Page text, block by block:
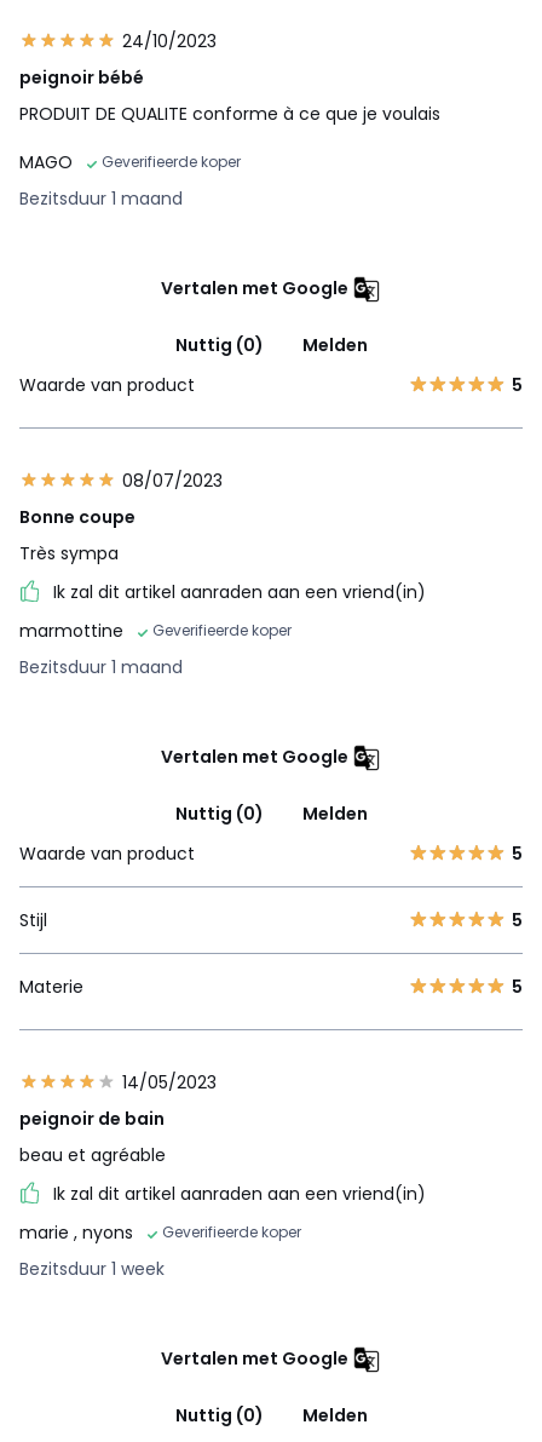
24/10/2023
peignoir bébé
PRODUIT DE QUALITE conforme à ce que je voulais
MAGO
Geverifieerde koper
Bezitsduur 1 maand
Vertalen met Google
Nuttig (0)
Melden
Waarde van product
5
08/07/2023
Bonne coupe
Très sympa
Ik zal dit artikel aanraden aan een vriend(in)
marmottine
Geverifieerde koper
Bezitsduur 1 maand
Vertalen met Google
Nuttig (0)
Melden
Waarde van product
5
Stijl 5
Materie 5
14/05/2023
peignoir de bain
beau et agréable
Ik zal dit artikel aanraden aan een vriend(in)
marie , nyons Geverifieerde koper
Bezitsduur 1 week
Vertalen met Google
Nuttig (0)
Melden